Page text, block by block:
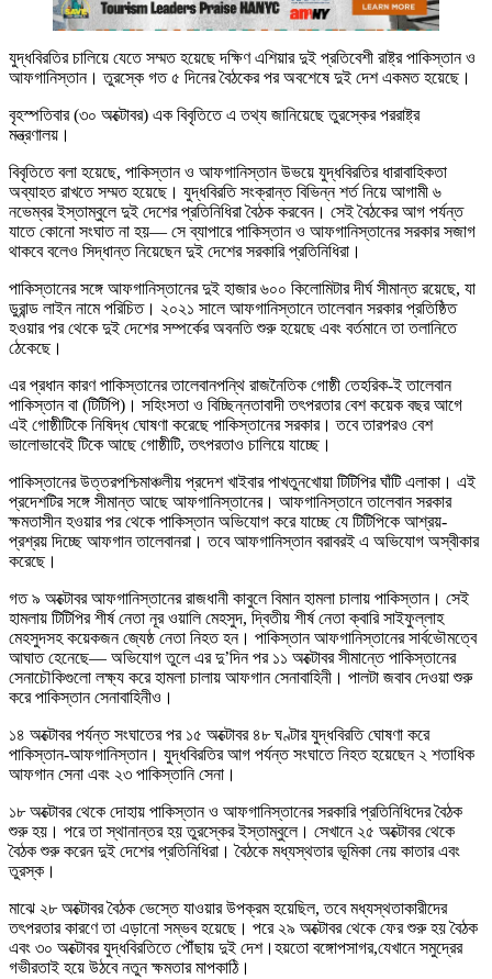
যুদ্ধবিরতির চালিয়ে যেতে সম্মত হয়েছে দক্ষিণ এশিয়ার দুই প্রতিবেশী রাষ্ট্র পাকিস্তান ও
আফগানিস্তান। তুরস্কে গত ৫ দিনের বৈঠকের পর অবশেষে দুই দেশ একমত হয়েছে।
বৃহস্পতিবার (৩০ অক্টোবর) এক বিবৃতিতে এ তথ্য জানিয়েছে তুরস্কের পররাষ্ট্র
মন্ত্রণালয়।
বিবৃতিতে বলা হয়েছে, পাকিস্তান ও আফগানিস্তান উভয়ে যুদ্ধবিরতির ধারাবাহিকতা
অব্যাহত রাখতে সম্মত হয়েছে। যুদ্ধবিরতি সংক্রান্ত বিভিন্ন শর্ত নিয়ে আগামী ৬
নভেম্বর ইস্তাম্বুলে দুই দেশের প্রতিনিধিরা বৈঠক করবেন। সেই বৈঠকের আগ পর্যন্ত
যাতে কোনো সংঘাত না হয়— সে ব্যাপারে পাকিস্তান ও আফগানিস্তানের সরকার সজাগ
থাকবে বলেও সিদ্ধান্ত নিয়েছেন দুই দেশের সরকারি প্রতিনিধিরা।
পাকিস্তানের সঙ্গে আফগানিস্তানের দুই হাজার ৬০০ কিলোমিটার দীর্ঘ সীমান্ত রয়েছে, যা
ডুরান্ড লাইন নামে পরিচিত। ২০২১ সালে আফগানিস্তানে তালেবান সরকার প্রতিষ্ঠিত
হওয়ার পর থেকে দুই দেশের সম্পর্কের অবনতি শুরু হয়েছে এবং বর্তমানে তা তলানিতে
ঠেকেছে।
এর প্রধান কারণ পাকিস্তানের তালেবানপন্থি রাজনৈতিক গোষ্ঠী তেহরিক-ই তালেবান
পাকিস্তান বা (টিটিপি)। সহিংসতা ও বিচ্ছিন্নতাবাদী তৎপরতার বেশ কয়েক বছর আগে
এই গোষ্ঠীটিকে নিষিদ্ধ ঘোষণা করেছে পাকিস্তানের সরকার। তবে তারপরও বেশ
ভালোভাবেই টিকে আছে গোষ্ঠীটি, তৎপরতাও চালিয়ে যাচ্ছে।
পাকিস্তানের উত্তরপশ্চিমাঞ্চলীয় প্রদেশ খাইবার পাখতুনখোয়া টিটিপির ঘাঁটি এলাকা। এই
প্রদেশটির সঙ্গে সীমান্ত আছে আফগানিস্তানের। আফগানিস্তানে তালেবান সরকার
ক্ষমতাসীন হওয়ার পর থেকে পাকিস্তান অভিযোগ করে যাচ্ছে যে টিটিপিকে আশ্রয়-
প্রশ্রয় দিচ্ছে আফগান তালেবানরা। তবে আফগানিস্তান বরাবরই এ অভিযোগ অস্বীকার
করেছে।
গত ৯ অক্টোবর আফগানিস্তানের রাজধানী কাবুলে বিমান হামলা চালায় পাকিস্তান। সেই
হামলায় টিটিপির শীর্ষ নেতা নূর ওয়ালি মেহসুদ, দ্বিতীয় শীর্ষ নেতা ক্বারি সাইফুল্লাহ
মেহসুদসহ কয়েকজন জ্যেষ্ঠ নেতা নিহত হন। পাকিস্তান আফগানিস্তানের সার্বভৌমত্বে
আঘাত হেনেছে— অভিযোগ তুলে এর দু’দিন পর ১১ অক্টোবর সীমান্তে পাকিস্তানের
সেনাচৌকিগুলো লক্ষ্য করে হামলা চালায় আফগান সেনাবাহিনী। পালটা জবাব দেওয়া শুরু
করে পাকিস্তান সেনাবাহিনীও।
১৪ অক্টোবর পর্যন্ত সংঘাতের পর ১৫ অক্টোবর ৪৮ ঘণ্টার যুদ্ধবিরতি ঘোষণা করে
পাকিস্তান-আফগানিস্তান। যুদ্ধবিরতির আগ পর্যন্ত সংঘাতে নিহত হয়েছেন ২ শতাধিক
আফগান সেনা এবং ২৩ পাকিস্তানি সেনা।
১৮ অক্টোবর থেকে দোহায় পাকিস্তান ও আফগানিস্তানের সরকারি প্রতিনিধিদের বৈঠক
শুরু হয়। পরে তা স্থানান্তর হয় তুরস্কের ইস্তাম্বুলে। সেখানে ২৫ অক্টোবর থেকে
বৈঠক শুরু করেন দুই দেশের প্রতিনিধিরা। বৈঠকে মধ্যস্থতার ভূমিকা নেয় কাতার এবং
তুরস্ক।
মাঝে ২৮ অক্টোবর বৈঠক ভেস্তে যাওয়ার উপক্রম হয়েছিল, তবে মধ্যস্থতাকারীদের
তৎপরতার কারণে তা এড়ানো সম্ভব হয়েছে। পরে ২৯ অক্টোবর থেকে ফের শুরু হয় বৈঠক
এবং ৩০ অক্টোবর যুদ্ধবিরতিতে পৌঁছায় দুই দেশ।হয়তো বঙ্গোপসাগর,যেখানে সমুদ্রের
গভীরতাই হয়ে উঠবে নতুন ক্ষমতার মাপকাঠি।